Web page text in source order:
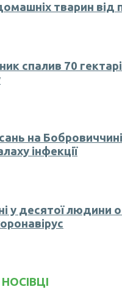
тварин від
спалив 70
на
інфекції
у десятої людини
НОСІВЦІ